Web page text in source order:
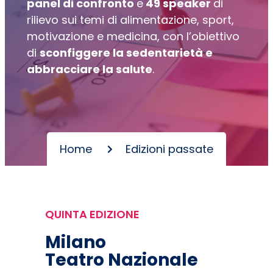
panel di confronto e 49 speaker di
rilievo sui temi di alimentazione, sport,
motivazione e medicina, con l’obiettivo
di sconfiggere la sedentarietà e
abbracciare la salute.
Home Edizioni passate
QUINTA EDIZIONE
Milano
Teatro Nazionale